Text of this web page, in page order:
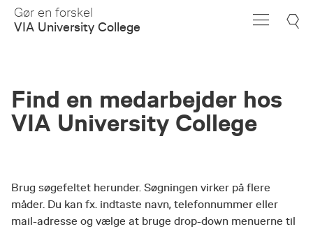
Skip
Main
Gør en forskel
VIA University College
Find en medarbejder hos
VIA University College
Brug søgefeltet herunder. Søgningen virker på flere
måder. Du kan fx. indtaste navn, telefonnummer eller
mail-adresse og vælge at bruge drop-down menuerne til